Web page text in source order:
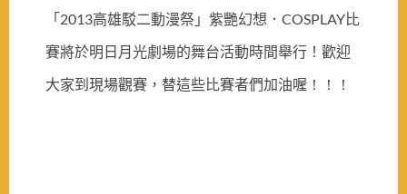
「2013高雄駁二動漫祭」紫艷幻想． COSPLAY比
賽將於明日月光劇場的舞台活動時間舉行！歡迎
大家到現場觀賽，替這些比賽者們加油喔 ！！！